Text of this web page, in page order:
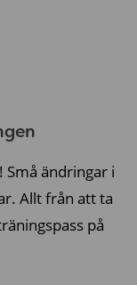
ändringar i
Allt från att ta
på